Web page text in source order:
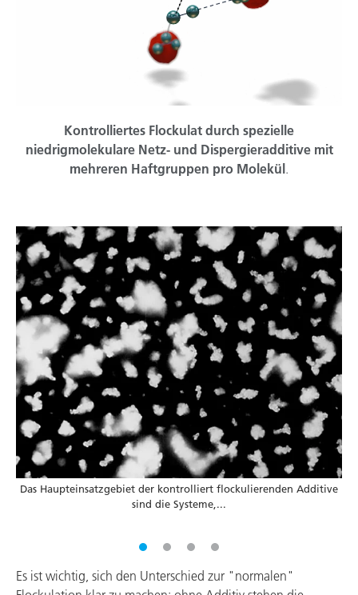
Kontrolliertes Flockulat durch spezielle
niedrigmolekulare Netz- und Dispergieradditive mit
mehreren Haftgruppen pro Molekül .
Das Haupteinsatzgebiet der kontrolliert flockulierenden Additive
sind die Systeme,...
Es ist wichtig, sich den Unterschied zur "normalen"